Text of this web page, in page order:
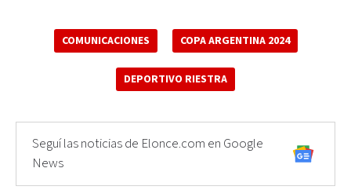
COMUNICACIONES COPA ARGENTINA 2024
DEPORTIVO RIESTRA
Seguí las noticias de Elonce.com en Google
News